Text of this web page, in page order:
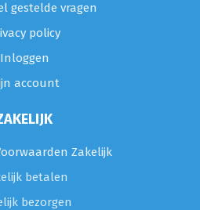
gestelde vragen
policy
Inloggen
account
Zakelijk
betalen
bezorgen